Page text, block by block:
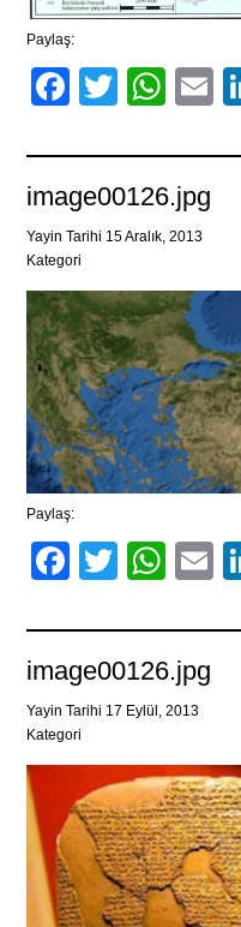
Paylaş:
Facebook
Twitter
image00126.jpg
Yayin Tarihi 15 Aralık, 2013
Kategori
Paylaş:
Facebook
Twitter
image00126.jpg
Yayin Tarihi 17 Eylül, 2013
Kategori